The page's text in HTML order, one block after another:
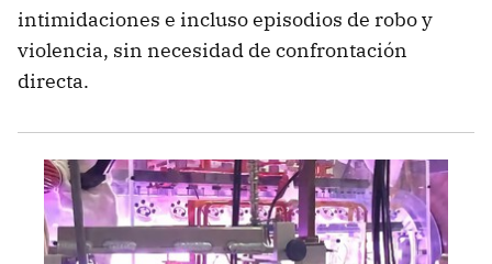
intimidaciones e incluso episodios de robo y
violencia, sin necesidad de confrontación
directa.